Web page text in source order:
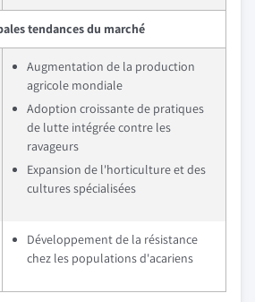
tendances du marché
Augmentation de la production
agricole mondiale
Adoption croissante de pratiques
de lutte intégrée contre les
ravageurs
Expansion de l'horticulture et des
cultures spécialisées
Développement de la résistance
chez les populations d'acariens